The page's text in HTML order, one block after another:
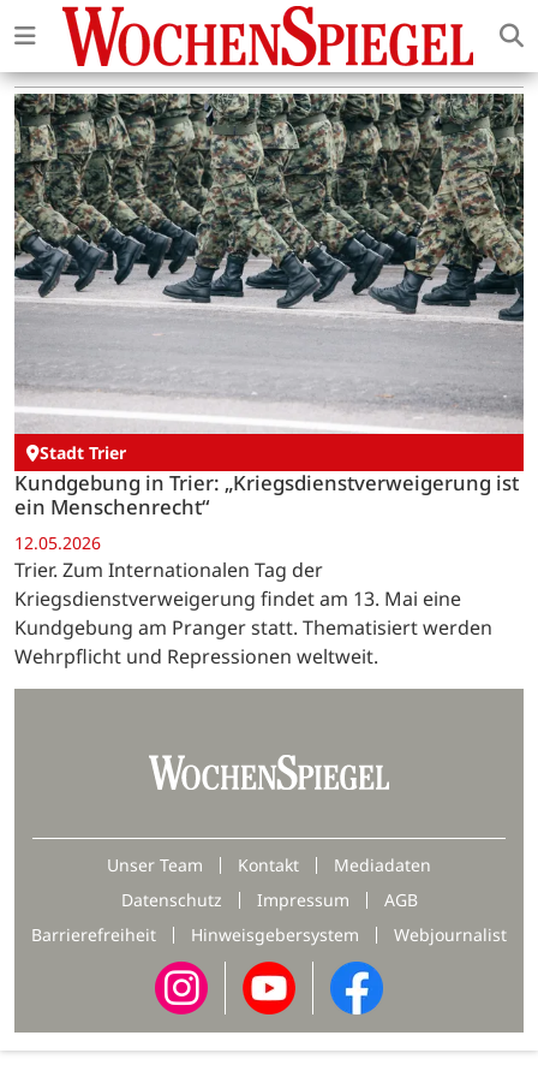
Stadt Trier
Kundgebung in Trier: „Kriegsdienstverweigerung ist
ein Menschenrecht“
12.05.2026
Trier. Zum Internationalen Tag der
Kriegsdienstverweigerung findet am 13. Mai eine
Kundgebung am Pranger statt. Thematisiert werden
Wehrpflicht und Repressionen weltweit.
Unser Team Kontakt
Mediadaten
Datenschutz
Impressum
AGB
Barrierefreiheit
Hinweisgebersystem Webjournalist